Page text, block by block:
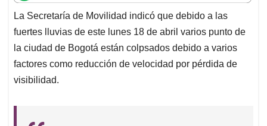
t
s
A
p
p
e
b
o
o
k
k
e
d
I
n
i
l
e
a
d
s
La Secretaría de Movilidad indicó que debido a las
fuertes lluvias de este lunes 18 de abril varios punto de
la ciudad de Bogotá están colpsados debido a varios
factores como reducción de velocidad por pérdida de
visibilidad.